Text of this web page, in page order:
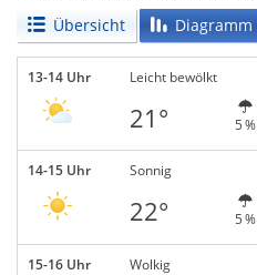
Übersicht Diagramm
13-14 Uhr Leicht bewölkt
21° 5 %
14-15 Uhr Sonnig
22° 5 %
15-16 Uhr Wolkig